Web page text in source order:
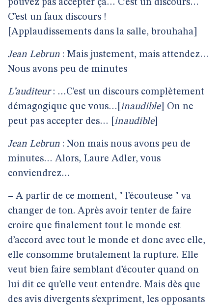
pouvez pas accepter ça… C’est un discours…
C’est un faux discours !
[Applaudissements dans la salle, brouhaha]
Jean Lebrun : Mais justement, mais attendez…
Nous avons peu de minutes
L’auditeur: …C’est un discours complètement
démagogique que vous…[ inaudible] On ne
peut pas accepter des… [ inaudible]
Jean Lebrun : Non mais nous avons peu de
minutes… Alors, Laure Adler, vous
conviendrez…
– A partir de ce moment, " l’écouteuse " va
changer de ton. Après avoir tenter de faire
croire que finalement tout le monde est
d’accord avec tout le monde et donc avec elle,
elle consomme brutalement la rupture. Elle
veut bien faire semblant d’écouter quand on
lui dit ce qu’elle veut entendre. Mais dès que
des avis divergents s’expriment, les opposants